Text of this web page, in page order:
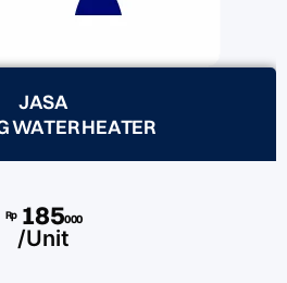
JASA
WATER HEATER
Rp 185000
/Unit